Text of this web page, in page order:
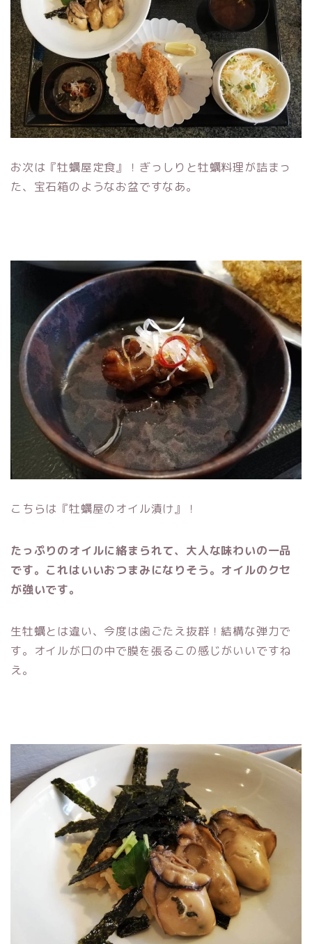
お次は『牡蠣屋定食』！ぎっしりと牡蠣料理が詰まっ
た、宝石箱のようなお盆ですなあ。
こちらは『牡蠣屋のオイル漬け』！
たっぷりのオイルに絡まられて、大人な味わいの一品
です。これはいいおつまみになりそう。オイルのクセ
が強いです。
生牡蠣とは違い、今度は歯ごたえ抜群！結構な弾力で
す。オイルが口の中で膜を張るこの感じがいいですね
え。